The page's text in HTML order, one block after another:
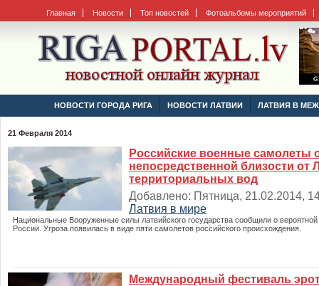
Главная Новости Топ новостей Фотоальбомы мероприятий
НОВОСТИ ГОРОДА РИГА НОВОСТИ ЛАТВИИ ЛАТВИЯ В
21 Февраля 2014
Российские военные самолеты
непосредственной близости от
территориальных вод
Добавлено: Пятница, 21.02.2014,
Латвия в мире
Национальные Вооруженные силы латвийского государства сообщили о вероятной
России. Угроза появилась в виде пяти самолетов российского происхождения.
Международный фестиваль